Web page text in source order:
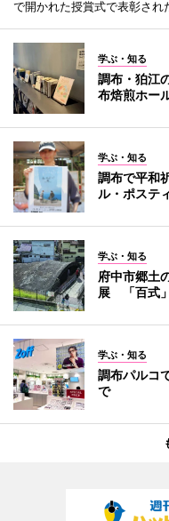
で開かれた授賞式で表彰され
学ぶ・知る
調布・狛江
布焙煎ホー
学ぶ・知る
調布で平和
ル・ポステ
学ぶ・知る
府中市郷土
展 「百式
学ぶ・知る
調布パルコ
で